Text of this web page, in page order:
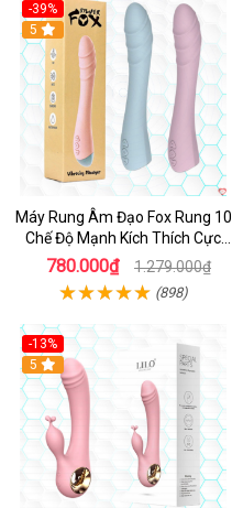
-39%
Hot
5
Máy Rung Âm Đạo Fox Rung 10
Chế Độ Mạnh Kích Thích Cực
Sướng
780.000₫ 1.279.000₫
(898)
-13%
Hot
5